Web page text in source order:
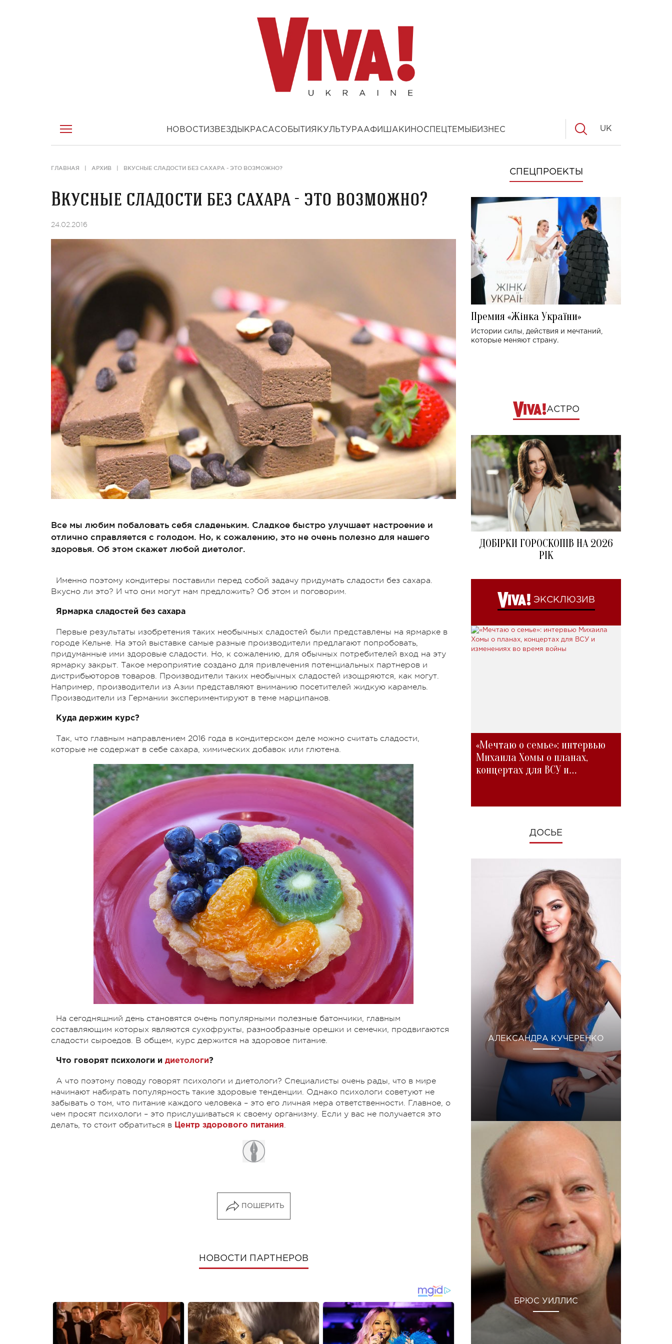
НОВОСТИ ЗВЕЗДЫ КРАСАСОБЫТИЯ КУЛЬТУРААФИША КИНОСПЕЦТЕМЫ БИЗНЕС UK
ГЛАВНАЯ АРХИВ ВКУСНЫЕ СЛАДОСТИ БЕЗ САХАРА - ЭТО ВОЗМОЖНО?
Вкусные сладости без сахара - это возможно?
24.02.2016
Все мы любим побаловать себя сладеньким. Сладкое быстро улучшает настроение и
отлично справляется с голодом. Но, к сожалению, это не очень полезно для нашего
здоровья. Об этом скажет любой диетолог.
Именно поэтому кондитеры поставили перед собой задачу придумать сладости без сахара.
Вкусно ли это? И что они могут нам предложить? Об этом и поговорим.
Ярмарка сладостей без сахара
Первые результаты изобретения таких необычных сладостей были представлены на ярмарке в
городе Кельне. На этой выставке самые разные производители предлагают попробовать,
придуманные ими здоровые сладости. Но, к сожалению, для обычных потребителей вход на эту
ярмарку закрыт. Такое мероприятие создано для привлечения потенциальных партнеров и
дистрибьюторов товаров. Производители таких необычных сладостей изощряются, как могут.
Например, производители из Азии представляют вниманию посетителей жидкую карамель.
Производители из Германии экспериментируют в теме марципанов.
Куда держим курс?
Так, что главным направлением 2016 года в кондитерском деле можно считать сладости,
которые не содержат в себе сахара, химических добавок или глютена.
На сегодняшний день становятся очень популярными полезные батончики, главным
составляющим которых являются сухофрукты, разнообразные орешки и семечки, продвигаются
сладости сыроедов. В общем, курс держится на здоровое питание.
Что говорят психологи и диетологи?
А что поэтому поводу говорят психологи и диетологи? Специалисты очень рады, что в мире
начинают набирать популярность такие здоровые тенденции. Однако психологи советуют не
забывать о том, что питание каждого человека – это его личная мера ответственности. Главное, о
чем просят психологи – это прислушиваться к своему организму. Если у вас не получается это
делать, то стоит обратиться в Центр здорового питания.
ПОШЕРИТЬ
НОВОСТИ ПАРТНЕРОВ
СПЕЦПРОЕКТЫ
Премия «Жінка України»
Истории силы, действия и мечтаний,
которые меняют страну.
АСТРО
ДОБІРКИ ГОРОСКОПІВ НА 2026
РІК
ЭКСКЛЮЗИВ
«Мечтаю о семье»: интервью
Михаила Хомы о планах,
концертах для ВСУ и
ДОСЬЕ
АЛЕКСАНДРА КУЧЕРЕНКО
БРЮС УИЛЛИС